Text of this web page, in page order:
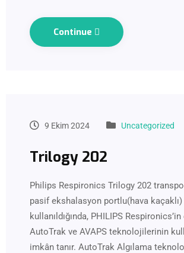
Continue
9 Ekim 2024 Uncategorized
Trilogy 202
Philips Respironics Trilogy 202
pasif ekshalasyon portlu(hava
kullanıldığında, PHILIPS
AutoTrak ve AVAPS teknolojilerinin
imkân tanır. AutoTrak Algılama